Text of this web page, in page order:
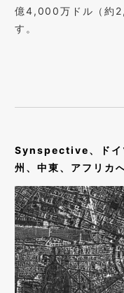
億4,000万ドル（約
す。
Synspective、ドイ
州、中東、アフリカ